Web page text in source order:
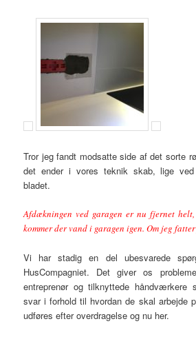
Tror jeg fandt modsatte side af det sorte
det ender i vores teknik skab, lige
bladet.
Afdækningen ved garagen er nu fjernet
kommer der vand i garagen igen. Om jeg
Vi har stadig en del ubesvarede
HusCompagniet. Det giver os
entreprenør og tilknyttede
svar i forhold til hvordan de skal arbejde
udføres efter overdragelse og nu her.